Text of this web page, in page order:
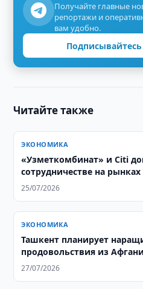
Получайте главные
репортажи и
вам удобно.
Читайте также
ЭКОНОМИКА
«Узметкомбинат» и Citi
сотрудничестве на
25/07/2026
ЭКОНОМИКА
Ташкент планирует
продовольствия из
27/07/2026